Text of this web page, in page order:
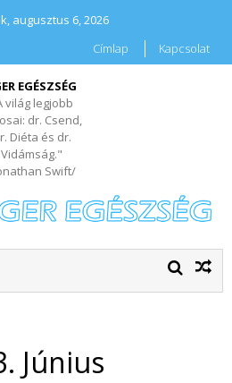
augusztus 6, 2026
Címlap
Kapcsolat
EGÉSZSÉG
világ legjobb
dr. Csend,
Diéta és dr.
Vidámság."
Swift/
Június